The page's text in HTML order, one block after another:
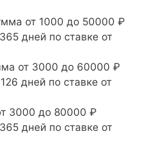
от 1000 до 50000 ₽
дней по ставке от
от 3000 до 60000 ₽
дней по ставке от
3000 до 80000 ₽
дней по ставке от